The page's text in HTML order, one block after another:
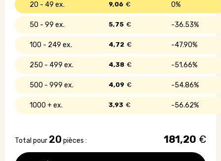
20 - 49 0%
9,06 €
50 - 99 36.53%
5,75 €
100 - 249 47.90%
4,72 €
250 - 499 51.66%
4,38 €
500 - 999 54.86%
4,09 €
1000 + 56.62%
3,93 €
Total pour 20 pièces : 181,20 €